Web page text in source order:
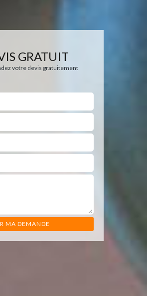
GRATUIT
votre devis gratuitement